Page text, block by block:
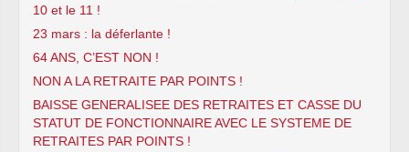
10 et le 11 !
23 mars : la déferlante !
64 ANS, C’EST NON !
NON A LA RETRAITE PAR POINTS !
BAISSE GENERALISEE DES RETRAITES ET CASSE DU
STATUT DE FONCTIONNAIRE AVEC LE SYSTEME DE
RETRAITES PAR POINTS !